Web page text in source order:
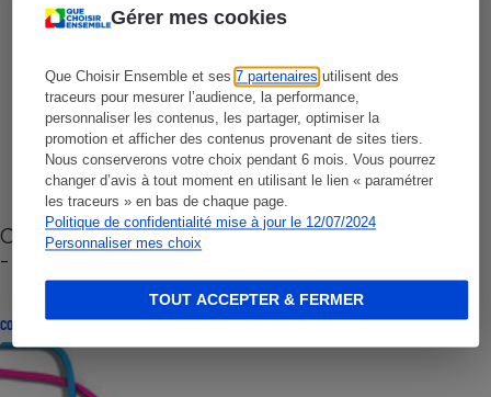
Gérer mes cookies
Que Choisir Ensemble et ses7 partenaires utilisent des
traceurs pour mesurer l’audience, la performance,
personnaliser les contenus, les partager, optimiser la
promotion et afficher des contenus provenant de sites tiers.
Nous conserverons votre choix pendant 6 mois. Vous pourrez
changer d’avis à tout moment en utilisant le lien « paramétrer
les traceurs » en bas de chaque page.
Politique de confidentialité mise à jour le 12/07/2024
Personnaliser mes choix
TOUT ACCEPTER & FERMER
Cafetière à capsules zéro déchet CoffeeB (vidéo)
- Premières impressions
CONSEILS